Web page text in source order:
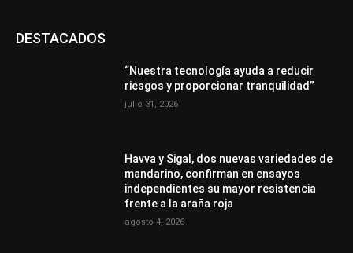
DESTACADOS
“Nuestra tecnología ayuda a reducir
riesgos y proporcionar tranquilidad”
julio 31, 2026
Havva y Sigal, dos nuevas variedades de
mandarino, confirman en ensayos
independientes su mayor resistencia
frente a la araña roja
agosto 4, 2026